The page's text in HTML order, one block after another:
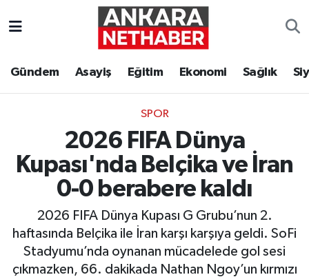
Gündem Asayiş Eğitim Ekonomi Sağlık
SPOR
2026 FIFA Dünya
Kupası'nda Belçika ve İran
0-0 berabere kaldı
2026 FIFA Dünya Kupası G Grubu’nun 2.
haftasında Belçika ile İran karşı karşıya geldi. SoFi
Stadyumu’nda oynanan mücadelede gol sesi
çıkmazken, 66. dakikada Nathan Ngoy’un kırmızı
Ekonomi
Gündem
Kim Kimdir Nereli
Resmi İlanlar
Ankara Hava Durumu
Tüm Manşetler
Son Dakika Haberleri
Haber Arşivi